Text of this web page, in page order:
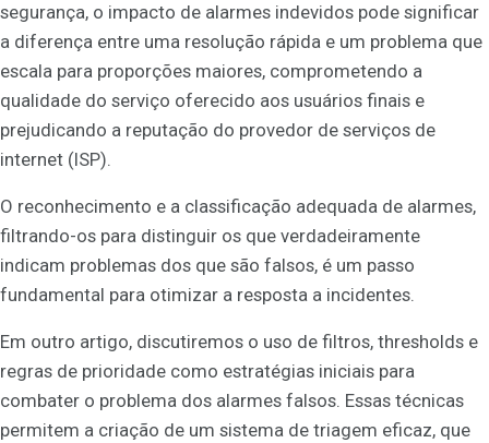
segurança, o impacto de alarmes indevidos pode significar
a diferença entre uma resolução rápida e um problema que
escala para proporções maiores, comprometendo a
qualidade do serviço oferecido aos usuários finais e
prejudicando a reputação do provedor de serviços de
internet (ISP).
O reconhecimento e a classificação adequada de alarmes,
filtrando-os para distinguir os que verdadeiramente
indicam problemas dos que são falsos, é um passo
fundamental para otimizar a resposta a incidentes.
Em outro artigo, discutiremos o uso de filtros, thresholds e
regras de prioridade como estratégias iniciais para
combater o problema dos alarmes falsos. Essas técnicas
permitem a criação de um sistema de triagem eficaz, que